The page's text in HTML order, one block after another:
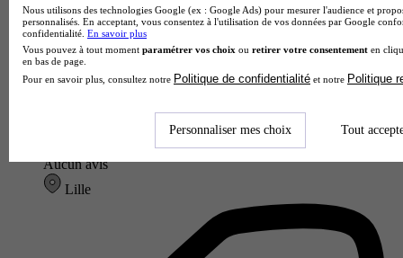
Aucun avis
Lille
Nous utilisons des technologies Google (ex : Google Ads) pour mesurer l'audience et
personnalisés. En acceptant, vous consentez à l'utilisation de vos données par Google
confidentialité. En savoir plus
Vous pouvez à tout moment paramétrer vos choix ou retirer votre consentement en
en bas de page.
Pour en savoir plus, consultez notre Politique de confidentialité et notre Politique
Personnaliser mes choix Tout